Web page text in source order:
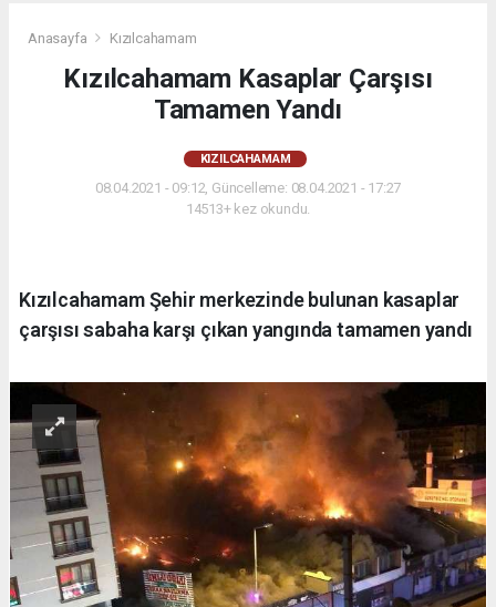
Anasayfa Kızılcahamam
Kızılcahamam Kasaplar Çarşısı
Tamamen Yandı
KIZILCAHAMAM
08.04.2021 - 09:12, Güncelleme: 08.04.2021 - 17:27
14513+ kez okundu.
Kızılcahamam Şehir merkezinde bulunan kasaplar
çarşısı sabaha karşı çıkan yangında tamamen yandı